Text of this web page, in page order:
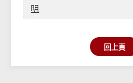
明
回上頁